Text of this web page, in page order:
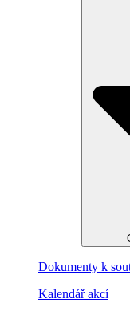
Dokumenty k
Kalendář akcí